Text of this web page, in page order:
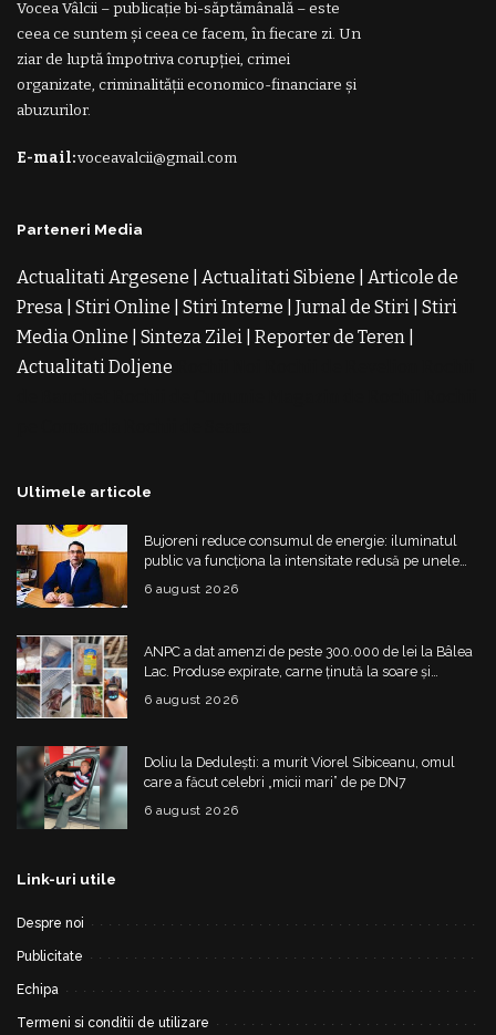
Vocea Vâlcii – publicație bi-săptămânală – este
ceea ce suntem și ceea ce facem, în fiecare zi. Un
ziar de luptă împotriva corupției, crimei
organizate, criminalității economico-financiare și
abuzurilor.
E-mail:voceavalcii@gmail.com
Parteneri Media
Actualitati Argesene Actualitati Sibiene
Articole de
Presa Stiri Online Stiri Interne Jurnal de Stiri Stiri
Media Online
Sinteza Zilei Reporter de Teren
Actualitati Doljene
Ultimele articole
Bujoreni reduce consumul de energie: iluminatul
public va funcționa la intensitate redusă pe unele
străzi
6 august 2026
ANPC a dat amenzi de peste 300.000 de lei la Bâlea
Lac. Produse expirate, carne ținută la soare și
nereguli grave
6 august 2026
Doliu la Dedulești: a murit Viorel Sibiceanu, omul
care a făcut celebri „micii mari” de pe DN7
6 august 2026
Link-uri utile
Despre noi
Publicitate
Echipa
Termeni si conditii de utilizare